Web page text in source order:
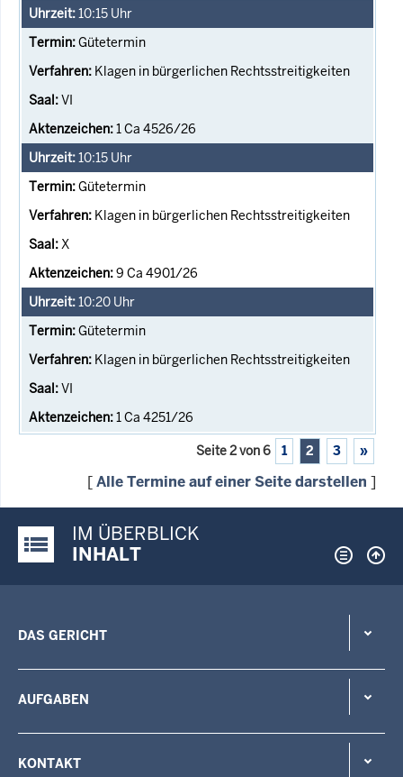
10:15 Uhr
Gütetermin
Klagen in bürgerlichen Rechtsstreitigkeiten
VI
1 Ca 4526/26
10:15 Uhr
Gütetermin
Klagen in bürgerlichen Rechtsstreitigkeiten
X
9 Ca 4901/26
10:20 Uhr
Gütetermin
Klagen in bürgerlichen Rechtsstreitigkeiten
VI
1 Ca 4251/26
Seite 2 von 6 1 2 3 »
[Alle Termine auf einer Seite darstellen ]
Justiz-Portal im Überblick:
IM ÜBERBLICK
INHALT
DAS GERICHT
AUFGABEN
KONTAKT